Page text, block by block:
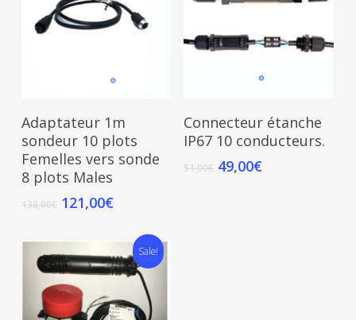
Add To Cart
Adaptateur 1m
sondeur 10 plots
Femelles vers sonde
8 plots Males
138,00€ 121,00€
Add To Cart
Connecteur étanche
IP67 10 conducteurs.
51,00€ 49,00€
Sale!